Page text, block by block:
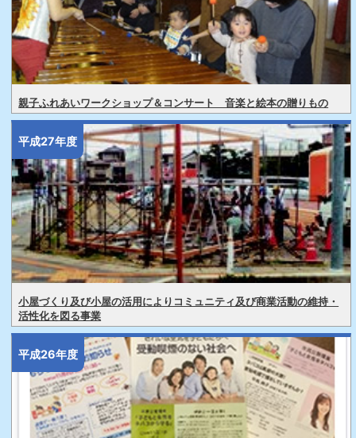
親子ふれあいワークショップ＆コンサート 音楽と絵本の贈りもの
平成27年度
小屋づくり及び小屋の活用によりコミュニティ及び商業活動の維持・
活性化を図る事業
平成26年度